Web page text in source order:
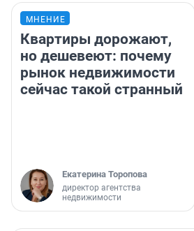
МНЕНИЕ
Квартиры дорожают,
но дешевеют: почему
рынок недвижимости
сейчас такой странный
Екатерина Торопова
директор агентства
недвижимости